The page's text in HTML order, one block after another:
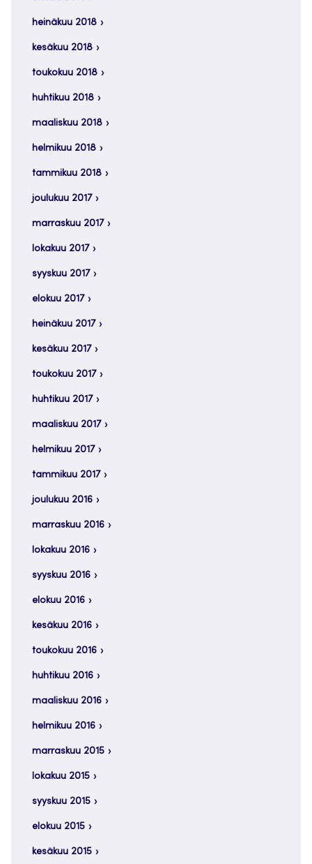
heinäkuu 2018
kesäkuu 2018
toukokuu 2018
huhtikuu 2018
maaliskuu 2018
helmikuu 2018
tammikuu 2018
joulukuu 2017
marraskuu 2017
lokakuu 2017
syyskuu 2017
elokuu 2017
heinäkuu 2017
kesäkuu 2017
toukokuu 2017
huhtikuu 2017
maaliskuu 2017
helmikuu 2017
tammikuu 2017
joulukuu 2016
marraskuu 2016
lokakuu 2016
syyskuu 2016
elokuu 2016
kesäkuu 2016
toukokuu 2016
huhtikuu 2016
maaliskuu 2016
helmikuu 2016
marraskuu 2015
lokakuu 2015
syyskuu 2015
elokuu 2015
kesäkuu 2015